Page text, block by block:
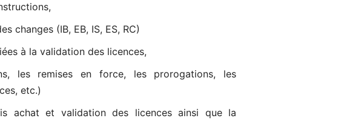
changes (IB, EB, IS, ES, RC)
à la validation des licences,
les remises en force, les prorogations, les
etc.)
achat et validation des licences ainsi que la